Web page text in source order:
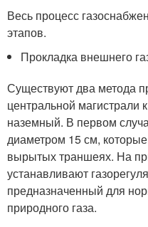
Весь процесс
этапов.
Прокладка внешнего
Существуют два метода
центральной магистрали
наземный. В первом
диаметром 15 см,
вырытых траншеях. На
устанавливают
предназначенный для
природного газа.